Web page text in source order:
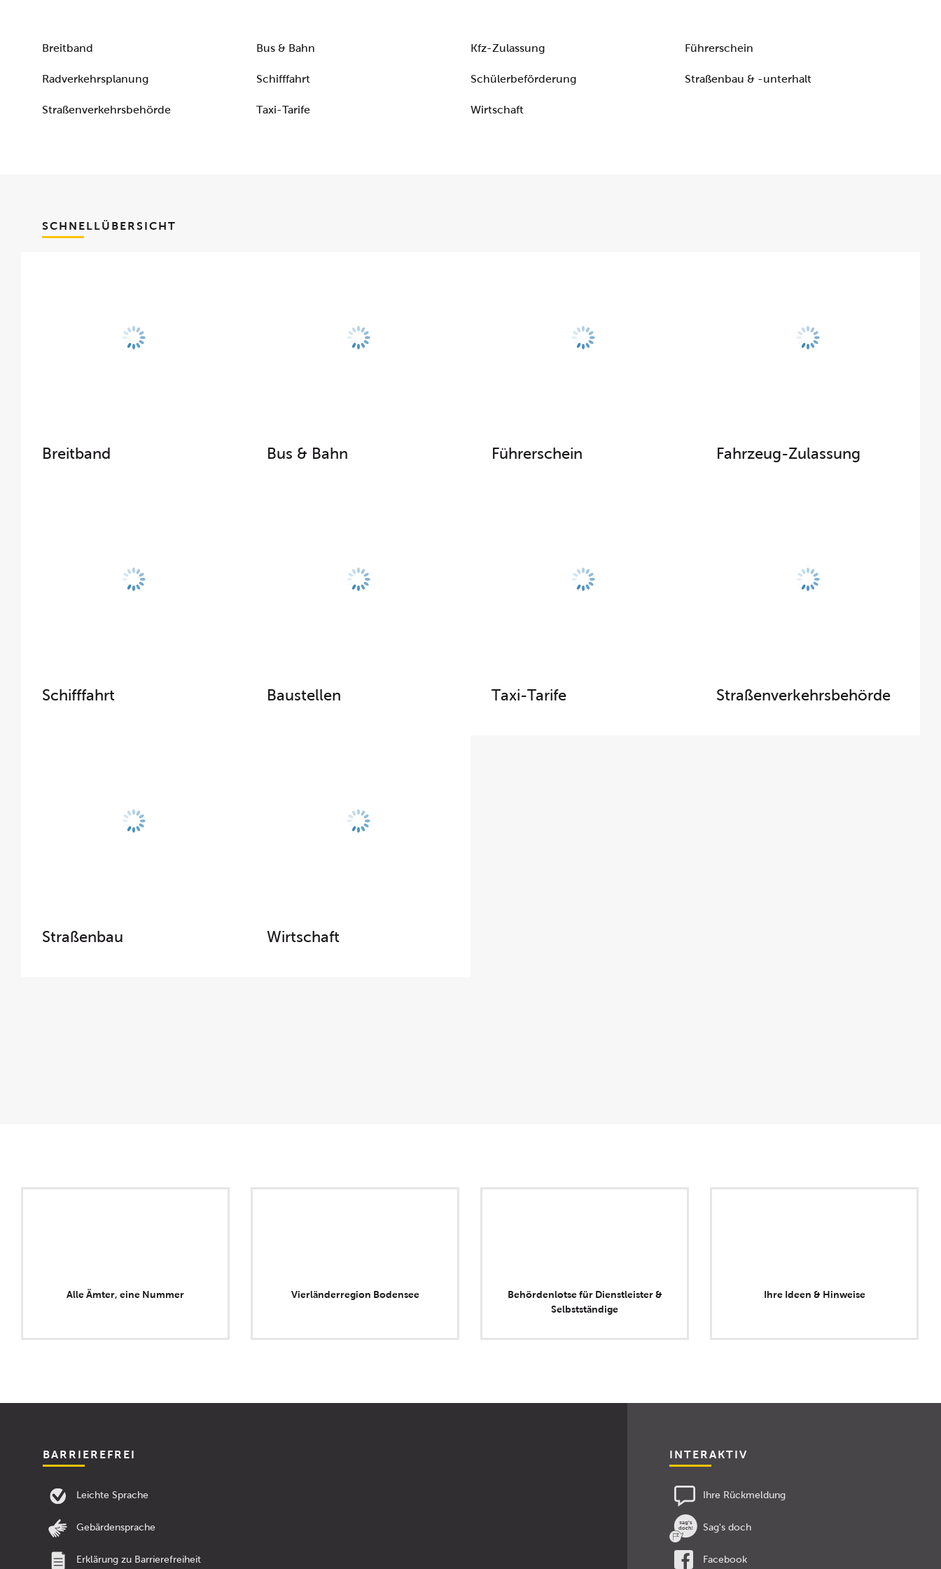
Breitband Bus & Bahn Kfz-Zulassung Führerschein
Radverkehrsplanung Schifffahrt Schülerbeförderung Straßenbau & -unterhalt
Straßenverkehrsbehörde Taxi-Tarife Wirtschaft
SCHNELLÜBERSICHT
Breitband Bus & Bahn Führerschein Fahrzeug-Zulassung
Schifffahrt Baustellen Taxi-Tarife Straßenverkehrsbehörde
Straßenbau Wirtschaft
Alle Ämter, eine Nummer Vierländerregion Bodensee
Behördenlotse für Dienstleister &
Selbstständige
Ihre Ideen & Hinweise
BARRIEREFREI
Leichte Sprache
Gebärdensprache
Erklärung zu Barrierefreiheit
INTERAKTIV
Ihre Rückmeldung
Sag's doch
Facebook